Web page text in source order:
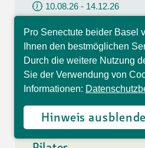
10.08.26 - 14.12.26
09:30 - 10:30 Uhr
Belchenstrasse 15, Basel
CHF 170.00
17 Lektionen
Pilates / Kurs
Pro Senectute beider Basel
Ihnen den bestmöglichen
Durch die weitere Nutzung
Sie der Verwendung von
Informationen:
Hinweis
Hallo,